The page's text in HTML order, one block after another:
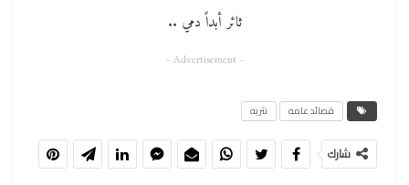
ثائر أبداً دمي ..
- Advertisement -
قصائد عامه نثريه
شارك